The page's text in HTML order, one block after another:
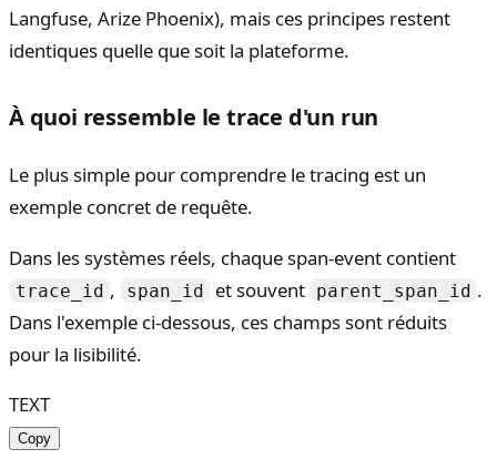
Langfuse, Arize Phoenix), mais ces principes restent
identiques quelle que soit la plateforme.
À quoi ressemble le trace d'un run
Le plus simple pour comprendre le tracing est un
exemple concret de requête.
Dans les systèmes réels, chaque span-event contient
trace_id , span_id et souvent parent_span_id .
Dans l'exemple ci-dessous, ces champs sont réduits
pour la lisibilité.
TEXT
Copy